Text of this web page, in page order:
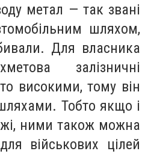
метал — так звані
шляхом,
Для власника
залізничні
високими, тому він
Тобто якщо і
ними також можна
військових цілей